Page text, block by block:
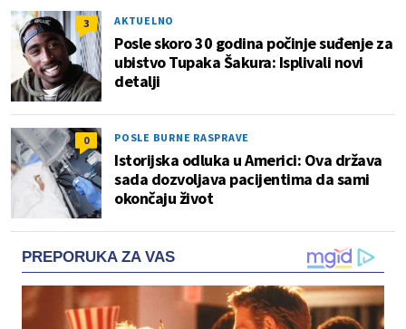
3 AKTUELNO
Posle skoro 30 godina počinje suđenje za
ubistvo Tupaka Šakura: Isplivali novi
detalji
0 POSLE BURNE RASPRAVE
Istorijska odluka u Americi: Ova država
sada dozvoljava pacijentima da sami
okončaju život
PREPORUKA ZA VAS